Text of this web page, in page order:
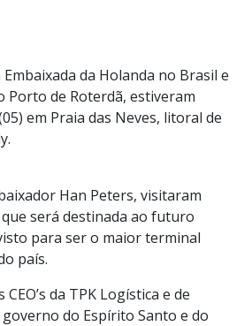
da Holanda no Brasil e
Porto de Roterdã, estiveram
em Praia das Neves, litoral de
Han Peters, visitaram
será destinada ao futuro
para ser o maior terminal
país.
da TPK Logística e de
do Espírito Santo e do